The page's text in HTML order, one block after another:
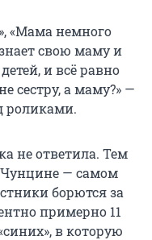
«Мама немного
свою маму и
и всё равно
сестру, а маму?» —
роликами.
не ответила. Тем
— самом
борются за
примерно 11
в которую